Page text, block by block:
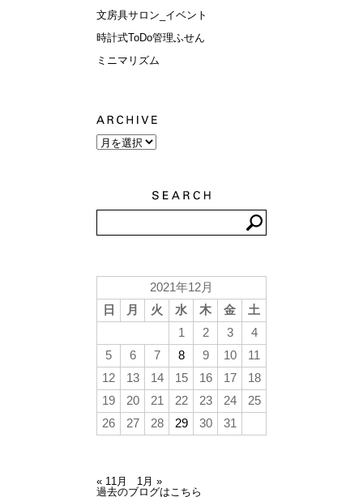
文房具サロン_イベント
時計式ToDo管理ふせん
ミニマリズム
2021年12月
日
月 火 水 木 金
土
1
2 3
4
5
6 7 8 9 10
11
12
13 14 15 16 17
18
19
20 21 22 23 24
25
26
27 28 29 30 31
« 11月
1月 »
過去のブログはこちら